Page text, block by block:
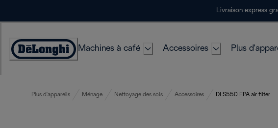
Livraison express
Déclaration
Machines à café Accessoires Plus
Plus d'appareils Ménage Nettoyage des sols Accessoires DLS550 EPA air filter